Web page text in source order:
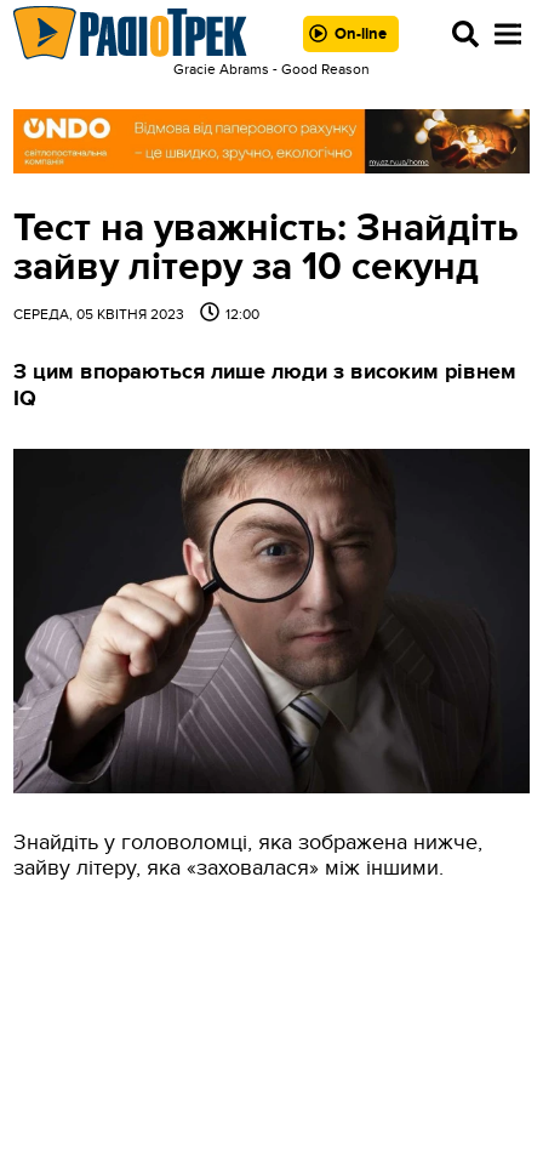
On-line
Gracie Abrams - Good Reason
Тест на уважність: Знайдіть
зайву літеру за 10 секунд
СЕРЕДА, 05 КВІТНЯ 2023 12:00
З цим впораються лише люди з високим рівнем
IQ
Знайдіть у головоломці, яка зображена нижче,
зайву літеру, яка «заховалася» між іншими.